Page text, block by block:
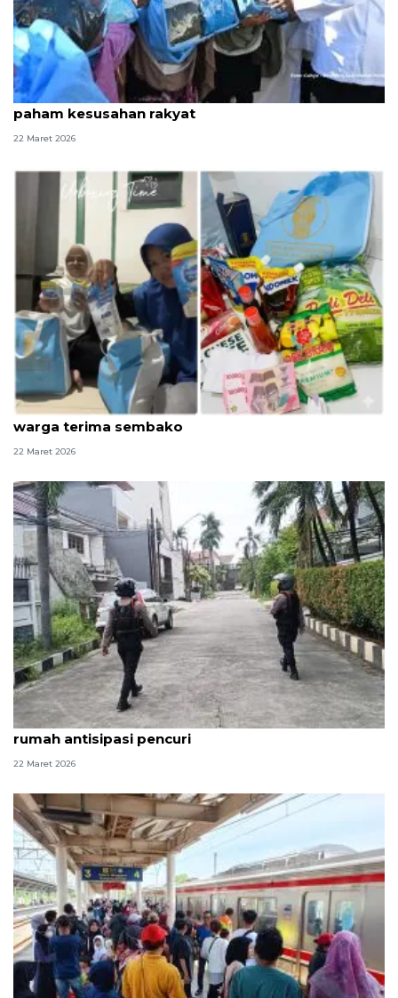
Warga Aceh Tamiang nilai Prabowo pemimpin
paham kesusahan rakyat
22 Maret 2026
"Unboxing" bingkisan "Open House" Presiden,
warga terima sembako
22 Maret 2026
Warga mudik, Polrestro Jakbar gencar patroli
rumah antisipasi pencuri
22 Maret 2026